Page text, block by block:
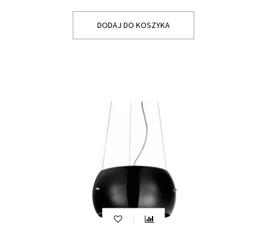
DODAJ DO KOSZYKA